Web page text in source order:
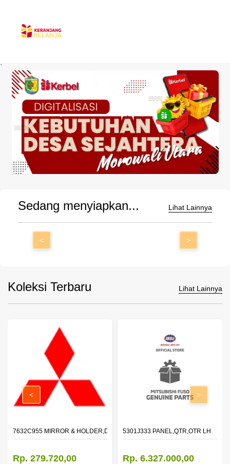
`
Sedang menyiapkan... Lihat Lainnya
< >
Koleksi Terbaru Lihat Lainnya
7632C955 MIRROR & HOLDER,DOOR,LH
Rp. 279.720,00
5301J333 PANEL,QTR,OTR LH
Rp. 6.327.000,00
< >